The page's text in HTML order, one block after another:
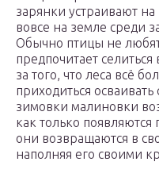
зарянки устраивают
вовсе на земле среди
Обычно птицы не
предпочитает
за того, что леса всё
приходиться
зимовки малиновки
как только
они возвращаются в
наполняя его своими